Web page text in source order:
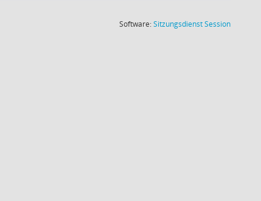
Software:SitzungsdienstSession(Wird in